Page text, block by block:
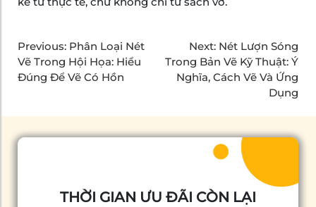
Previous: Phân Loại Nét
Vẽ Trong Hội Họa: Hiểu
Đúng Để Vẽ Có Hồn
Next: Nét Lượn Sóng
Trong Bản Vẽ Kỹ Thuật: Ý
Nghĩa, Cách Vẽ Và Ứng
Dụng
THỜI GIAN ƯU ĐÃI CÒN LẠI